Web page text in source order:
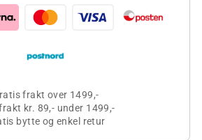
frakt over 1499,-
kr. 89,- under 1499,-
bytte og enkel retur